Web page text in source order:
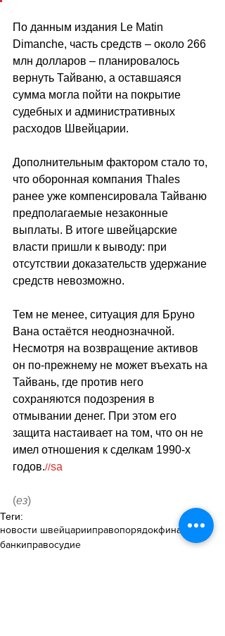
По данным издания Le Matin
Dimanche, часть средств – около 266
млн долларов – планировалось
вернуть Тайваню, а оставшаяся
сумма могла пойти на покрытие
судебных и административных
расходов Швейцарии.
Дополнительным фактором стало то,
что оборонная компания Thales
ранее уже компенсировала Тайваню
предполагаемые незаконные
выплаты. В итоге швейцарские
власти пришли к выводу: при
отсутствии доказательств удержание
средств невозможно.
Тем не менее, ситуация для Бруно
Вана остаётся неоднозначной.
Несмотря на возвращение активов
он по-прежнему не может въехать на
Тайвань, где против него
сохраняются подозрения в
отмывании денег. При этом его
защита настаивает на том, что он не
имел отношения к сделкам 1990-х
годов.//sa
(ез)
Теги:
новости швейцарииправопорядокфинансы
банкиправосудие